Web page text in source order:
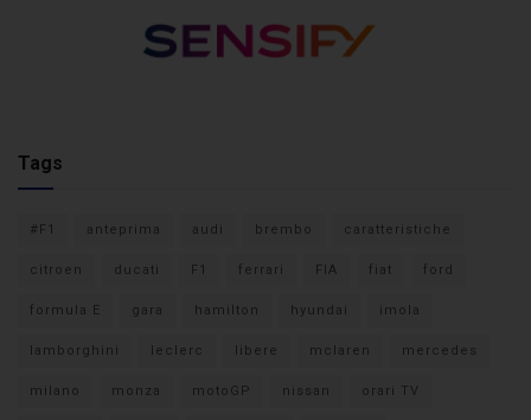
Tags
#F1 anteprima audi brembo caratteristiche
citroen ducati F1 ferrari FIA fiat ford
formula E gara hamilton hyundai imola
lamborghini leclerc libere mclaren mercedes
milano monza motoGP nissan orari TV